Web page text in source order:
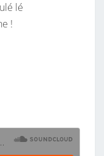
lé
!